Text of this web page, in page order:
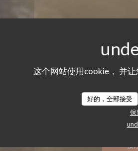
这个网站使用cookie， 并让
好的，全部接受
保
大米餐
预